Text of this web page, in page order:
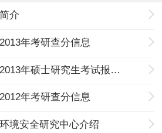
介
年考研查分信息
中国环境科学研究院2013年硕士研究生考试报考须知
年考研查分信息
境安全研究中心介绍